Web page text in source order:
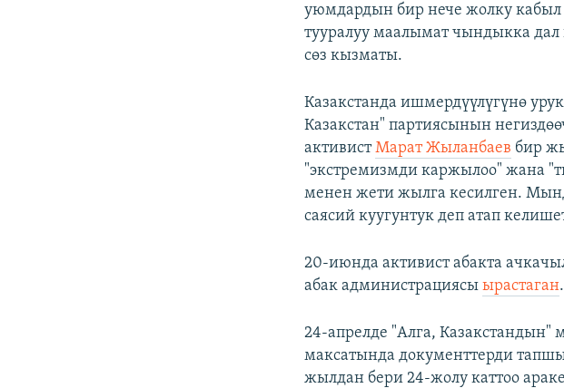
уюмдардын бир нече жолку кабыл
тууралуу маалымат чындыкка
сөз кызматы.
Казакстанда ишмердүүлүгүнө
Казакстан" партиясынын
активистМарат Жыланбаев бир
"экстремизмди каржылоо" жана
менен жети жылга кесилген.
саясий куугунтук деп атап
20-июнда активист абакта
абак администрациясыырастаган.
24-апрелде "Алга, Казакстандын"
максатында документтерди
жылдан бери 24-жолу каттоо